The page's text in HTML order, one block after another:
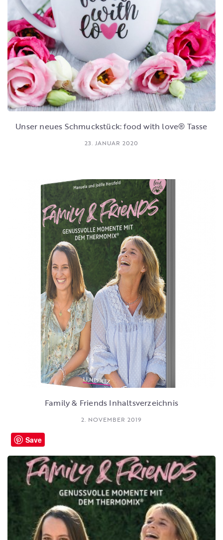
Unser neues Schmuckstück: food with love® Tasse
23. JANUAR 2020
Family & Friends Inhaltsverzeichnis
2. NOVEMBER 2019
Save